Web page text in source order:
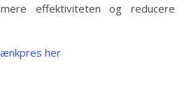
effektiviteten og reducere
her